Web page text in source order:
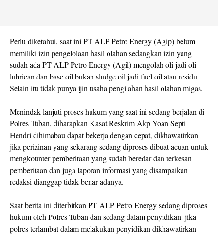
Perlu diketahui, saat ini PT ALP Petro Energy (Agip) belum
memiliki izin pengelolaan hasil olahan sedangkan izin yang
sudah ada PT ALP Petro Energy (Agil) mengolah oli jadi oli
lubrican dan base oil bukan sludge oil jadi fuel oil atau residu.
Selain itu tidak punya ijin usaha pengilahan hasil olahan migas.
Menindak lanjuti proses hukum yang saat ini sedang berjalan di
Polres Tuban, diharapkan Kasat Reskrim Akp Yoan Septi
Hendri dihimabau dapat bekerja dengan cepat, dikhawatirkan
jika perizinan yang sekarang sedang diproses dibuat acuan untuk
mengkounter pemberitaan yang sudah beredar dan terkesan
pemberitaan dan juga laporan informasi yang disampaikan
redaksi dianggap tidak benar adanya.
Saat berita ini diterbitkan PT ALP Petro Energy sedang diproses
hukum oleh Polres Tuban dan sedang dalam penyidikan, jika
polres terlambat dalam melakukan penyidikan dikhawatirkan